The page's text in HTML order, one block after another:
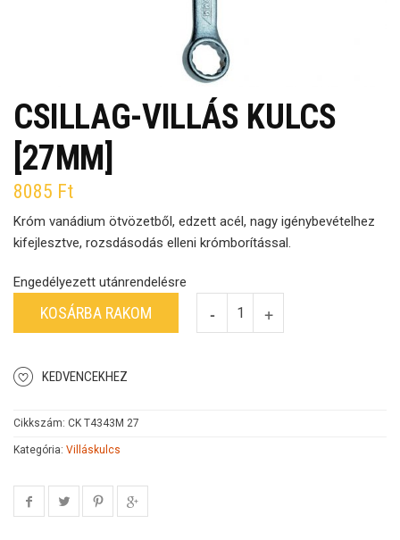
CSILLAG-VILLÁS KULCS
[27MM]
8085 Ft
Króm vanádium ötvözetből, edzett acél, nagy igénybevételhez
kifejlesztve, rozsdásodás elleni krómborítással.
Engedélyezett utánrendelésre
KOSÁRBA RAKOM
KEDVENCEKHEZ
Cikkszám: CK T4343M 27
Kategória: Villáskulcs